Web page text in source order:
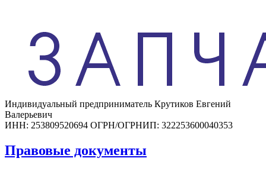
Индивидуальный предприниматель Крутиков Евгений
Валерьевич
ИНН: 253809520694 ОГРН/ОГРНИП: 322253600040353
Правовые документы